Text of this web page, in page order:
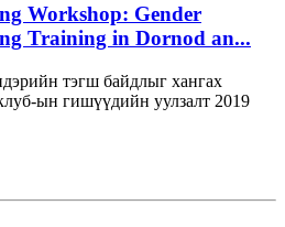
Workshop: Gender
Training in Dornod an...
тэгш байдлыг хангах
ын гишүүдийн уулзалт 2019